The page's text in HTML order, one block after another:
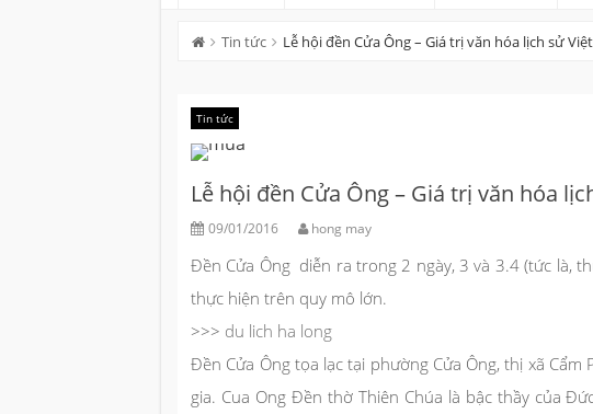
Tin tức Lễ hội đền Cửa Ông – Giá trị văn hóa lịch sử
Tin tức
Lễ hội đền Cửa Ông – Giá trị văn hóa
09/01/2016 hong may
Đền Cửa Ông diễn ra trong 2 ngày, 3 và 3.4 (tức là,
thực hiện trên quy mô lớn.
>>> du lich ha long
Đền Cửa Ông tọa lạc tại phường Cửa Ông, thị xã
gia. Cua Ong Đền thờ Thiên Chúa là bậc thầy của